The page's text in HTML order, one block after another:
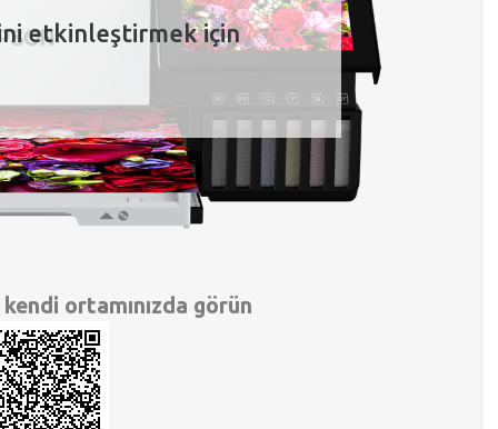
etkinleştirmek için
ortamınızda görün